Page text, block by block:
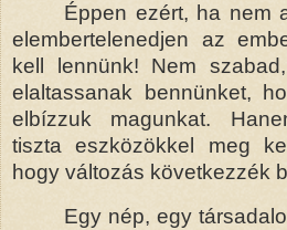
Éppen ezért, ha nem
elembertelenedjen az
kell lennünk! Nem
elaltassanak bennünket,
elbízzuk magunkat.
tiszta eszközökkel meg
hogy változás következzék
Egy nép, egy